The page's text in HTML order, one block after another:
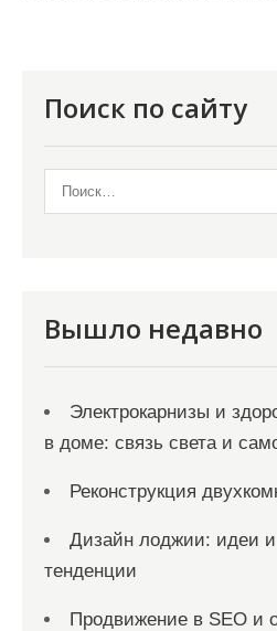
Поиск по сайту
Вышло недавно
Электрокарнизы и
в доме: связь света и
Реконструкция
Дизайн лоджии: идеи
тенденции
Продвижение в SEO и